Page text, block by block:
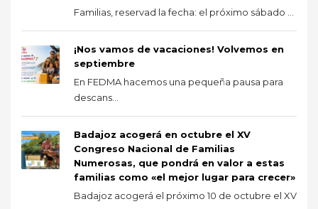
Familias, reservad la fecha: el próximo sábado ...
¡Nos vamos de vacaciones! Volvemos en
septiembre
En FEDMA hacemos una pequeña pausa para
descans...
Badajoz acogerá en octubre el XV
Congreso Nacional de Familias
Numerosas, que pondrá en valor a estas
familias como «el mejor lugar para crecer»
Badajoz acogerá el próximo 10 de octubre el XV